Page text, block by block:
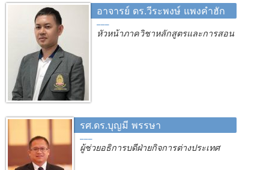
อาจารย์ ดร.วีระพงษ์ แพงคำฮัก
หัวหน้าภาควิชาหลักสูตรและการสอน
รศ.ดร.บุญมี พรรษา
ผู้ช่วยอธิการบดีฝ่ายกิจการต่างประเทศ